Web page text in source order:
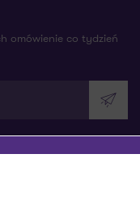
omówienie co tydzień
Wyślij